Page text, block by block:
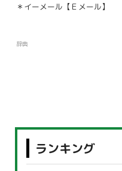
＊イーメール【Ｅメール】
辞典
ランキング